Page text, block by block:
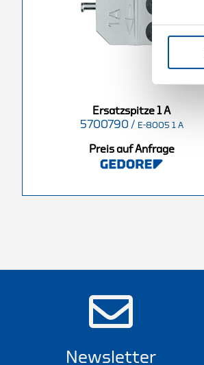
Ersatzspitze 1 A
5700790 / E-8005 1 A
Preis auf Anfrage
Newsletter